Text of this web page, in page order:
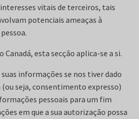
vitais de terceiros, tais
potenciais ameaças à
esta secção aplica-se a si.
informações se nos tiver dado
seja, consentimento expresso)
pessoais para um fim
em que a sua autorização possa